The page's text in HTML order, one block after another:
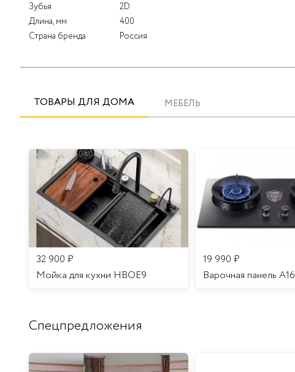
Зубья
2D
Длина, мм
400
Страна бренда
Россия
ТОВАРЫ ДЛЯ ДОМА МЕБЕЛЬ
32 900 ₽
Мойка для кухни HBOE9
19 990 ₽
Варочная панель A16
Спецпредложения